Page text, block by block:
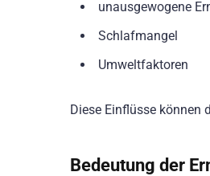
unausgewogene
Schlafmangel
Umweltfaktoren
Diese Einflüsse können
Bedeutung der